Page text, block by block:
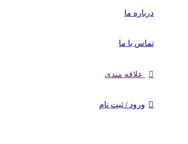
درباره ما
تماس با ما
علاقه مندی
ورود / ثبت نام